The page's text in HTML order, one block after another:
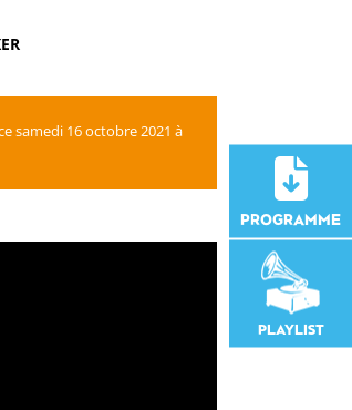
samedi 16 octobre 2021 à
PROGRAMME
PLAYLIST